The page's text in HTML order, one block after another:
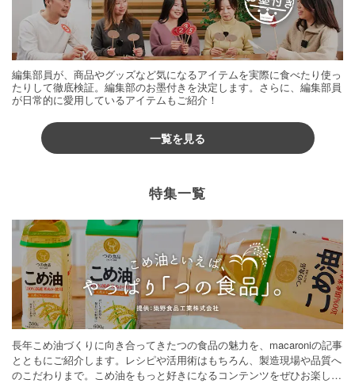
編集部員が、商品やグッズなど気になるアイテムを実際に食べたり使っ
たりして徹底検証。編集部のお墨付きを決定します。さらに、編集部員
が日常的に愛用しているアイテムもご紹介！
一覧を見る
特集一覧
長年こめ油づくりに向き合ってきたつの食品の魅力を、macaroniの記事
とともにご紹介します。レシピや活用術はもちろん、製造現場や品質へ
のこだわりまで。こめ油をもっと好きになるコンテンツをぜひお楽しみ